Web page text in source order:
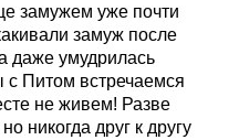
замужем уже почти
замуж после
даже умудрилась
Питом встречаемся
не живем! Разве
никогда друг к другу